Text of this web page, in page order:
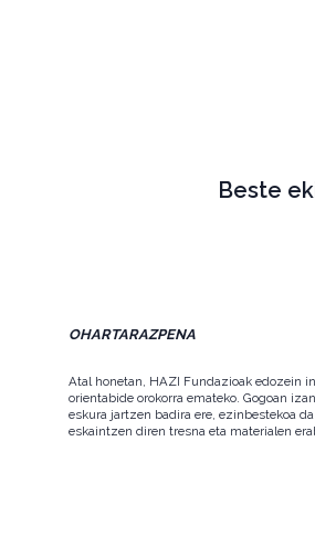
Beste
OHARTARAZPENA
Atal honetan, HAZI Fundazioak edozein
orientabide orokorra emateko. Gogoan
eskura jartzen badira ere, ezinbestekoa
eskaintzen diren tresna eta materialen